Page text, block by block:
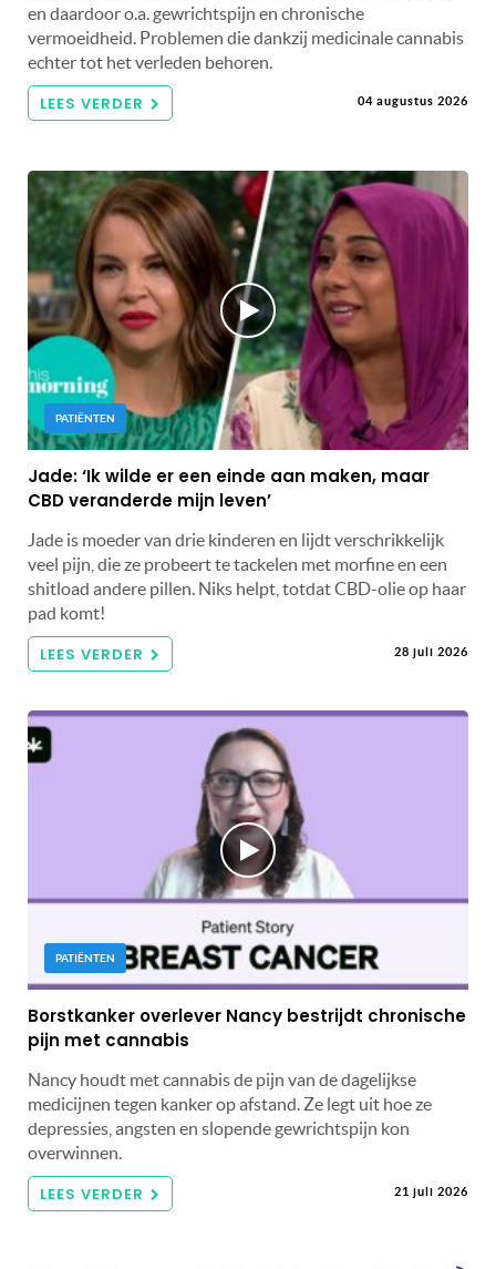
en daardoor o.a. gewrichtspijn en chronische
vermoeidheid. Problemen die dankzij medicinale cannabis
echter tot het verleden behoren.
LEES VERDER 04 augustus 2026
PATIËNTEN
Jade: ‘Ik wilde er een einde aan maken, maar
CBD veranderde mijn leven’
Jade is moeder van drie kinderen en lijdt verschrikkelijk
veel pijn, die ze probeert te tackelen met morfine en een
shitload andere pillen. Niks helpt, totdat CBD-olie op haar
pad komt!
LEES VERDER 28 juli 2026
PATIËNTEN
Borstkanker overlever Nancy bestrijdt chronische
pijn met cannabis
Nancy houdt met cannabis de pijn van de dagelijkse
medicijnen tegen kanker op afstand. Ze legt uit hoe ze
depressies, angsten en slopende gewrichtspijn kon
overwinnen.
LEES VERDER 21 juli 2026